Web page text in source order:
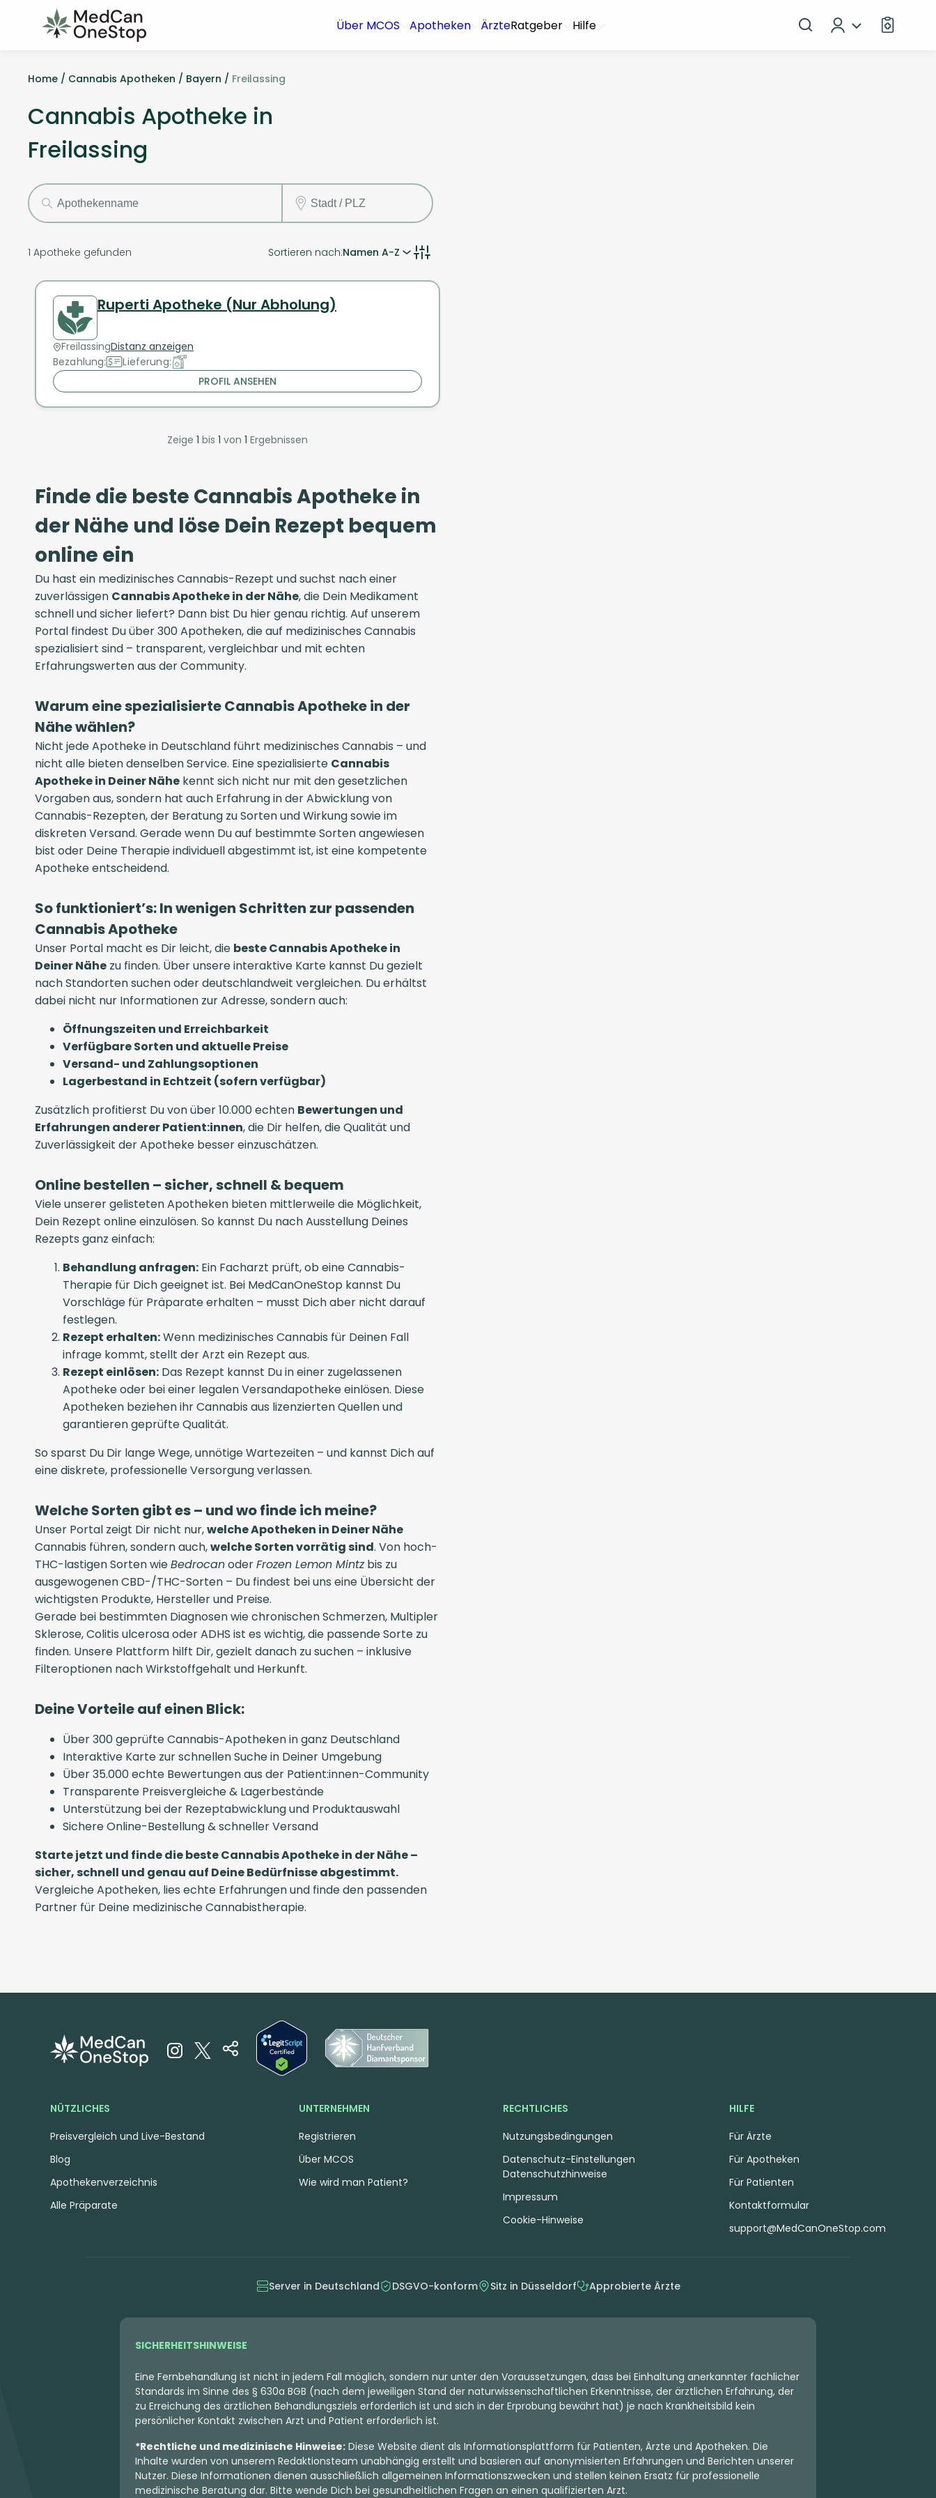
Über MCOS Apotheken ÄrzteRatgeber Hilfe
Home / Cannabis Apotheken / Bayern / Freilassing
Cannabis Apotheke in
Freilassing
1 Apotheke gefunden Sortieren nach:Namen A-Z
Ruperti Apotheke (Nur Abholung)
FreilassingDistanz anzeigen
Bezahlung:
Lieferung:
PROFIL ANSEHEN
Zeige 1 bis 1 von 1 Ergebnissen
Finde die beste Cannabis Apotheke in
der Nähe und löse Dein Rezept bequem
online ein
Du hast ein medizinisches Cannabis-Rezept und suchst nach einer
zuverlässigen Cannabis Apotheke in der Nähe, die Dein Medikament
schnell und sicher liefert? Dann bist Du hier genau richtig. Auf unserem
Portal findest Du über 300 Apotheken, die auf medizinisches Cannabis
spezialisiert sind – transparent, vergleichbar und mit echten
Erfahrungswerten aus der Community.
Warum eine spezialisierte Cannabis Apotheke in der
Nähe wählen?
Nicht jede Apotheke in Deutschland führt medizinisches Cannabis – und
nicht alle bieten denselben Service. Eine spezialisierte Cannabis
Apotheke in Deiner Nähe kennt sich nicht nur mit den gesetzlichen
Vorgaben aus, sondern hat auch Erfahrung in der Abwicklung von
Cannabis-Rezepten, der Beratung zu Sorten und Wirkung sowie im
diskreten Versand. Gerade wenn Du auf bestimmte Sorten angewiesen
bist oder Deine Therapie individuell abgestimmt ist, ist eine kompetente
Apotheke entscheidend.
So funktioniert’s: In wenigen Schritten zur passenden
Cannabis Apotheke
Unser Portal macht es Dir leicht, die beste Cannabis Apotheke in
Deiner Nähe zu finden. Über unsere interaktive Karte kannst Du gezielt
nach Standorten suchen oder deutschlandweit vergleichen. Du erhältst
dabei nicht nur Informationen zur Adresse, sondern auch:
Öffnungszeiten und Erreichbarkeit
Verfügbare Sorten und aktuelle Preise
Versand- und Zahlungsoptionen
Lagerbestand in Echtzeit (sofern verfügbar)
Zusätzlich profitierst Du von über 10.000 echten Bewertungen und
Erfahrungen anderer Patient:innen, die Dir helfen, die Qualität und
Zuverlässigkeit der Apotheke besser einzuschätzen.
Online bestellen – sicher, schnell & bequem
Viele unserer gelisteten Apotheken bieten mittlerweile die Möglichkeit,
Dein Rezept online einzulösen. So kannst Du nach Ausstellung Deines
Rezepts ganz einfach:
Behandlung anfragen: Ein Facharzt prüft, ob eine Cannabis-
Therapie für Dich geeignet ist. Bei MedCanOneStop kannst Du
Vorschläge für Präparate erhalten – musst Dich aber nicht darauf
festlegen.
Rezept erhalten:Wenn medizinisches Cannabis für Deinen Fall
infrage kommt, stellt der Arzt ein Rezept aus.
Rezept einlösen: Das Rezept kannst Du in einer zugelassenen
Apotheke oder bei einer legalen Versandapotheke einlösen. Diese
Apotheken beziehen ihr Cannabis aus lizenzierten Quellen und
garantieren geprüfte Qualität.
So sparst Du Dir lange Wege, unnötige Wartezeiten – und kannst Dich auf
eine diskrete, professionelle Versorgung verlassen.
Welche Sorten gibt es – und wo finde ich meine?
Unser Portal zeigt Dir nicht nur,welche Apotheken in Deiner Nähe
Cannabis führen, sondern auch,welche Sorten vorrätig sind. Von hoch-
THC-lastigen Sorten wieBedrocanoderFrozen Lemon Mintzbis zu
ausgewogenen CBD-/THC-Sorten – Du findest bei uns eine Übersicht der
wichtigsten Produkte, Hersteller und Preise.
Gerade bei bestimmten Diagnosen wie chronischen Schmerzen, Multipler
Sklerose, Colitis ulcerosa oder ADHS ist es wichtig, die passende Sorte zu
finden. Unsere Plattform hilft Dir, gezielt danach zu suchen – inklusive
Filteroptionen nach Wirkstoffgehalt und Herkunft.
Deine Vorteile auf einen Blick:
Über 300 geprüfte Cannabis-Apotheken in ganz Deutschland
Interaktive Karte zur schnellen Suche in Deiner Umgebung
Über 35.000 echte Bewertungen aus der Patient:innen-Community
Transparente Preisvergleiche & Lagerbestände
Unterstützung bei der Rezeptabwicklung und Produktauswahl
Sichere Online-Bestellung & schneller Versand
Starte jetzt und finde die beste Cannabis Apotheke in der Nähe –
sicher, schnell und genau auf Deine Bedürfnisse abgestimmt.
Vergleiche Apotheken, lies echte Erfahrungen und finde den passenden
Partner für Deine medizinische Cannabistherapie.
NÜTZLICHES
Preisvergleich und Live-Bestand
Blog
Apothekenverzeichnis
Alle Präparate
UNTERNEHMEN
Registrieren
Über MCOS
Wie wird man Patient?
HILFE
Für Ärzte
Für Apotheken
Für Patienten
Kontaktformular
support@MedCanOneStop.com
RECHTLICHES
Nutzungsbedingungen
Datenschutzhinweise
Impressum
Cookie-Hinweise
Datenschutz-Einstellungen
Server in Deutschland DSGVO-konform Sitz in Düsseldorf Approbierte Ärzte
SICHERHEITSHINWEISE
Eine Fernbehandlung ist nicht in jedem Fall möglich, sondern nur unter den Voraussetzungen, dass bei Einhaltung anerkannter fachlicher
Standards im Sinne des § 630a BGB (nach dem jeweiligen Stand der naturwissenschaftlichen Erkenntnisse, der ärztlichen Erfahrung, der
zu Erreichung des ärztlichen Behandlungsziels erforderlich ist und sich in der Erprobung bewährt hat) je nach Krankheitsbild kein
persönlicher Kontakt zwischen Arzt und Patient erforderlich ist.
*Rechtliche und medizinische Hinweise: Diese Website dient als Informationsplattform für Patienten, Ärzte und Apotheken. Die
Inhalte wurden von unserem Redaktionsteam unabhängig erstellt und basieren auf anonymisierten Erfahrungen und Berichten unserer
Nutzer. Diese Informationen dienen ausschließlich allgemeinen Informationszwecken und stellen keinen Ersatz für professionelle
medizinische Beratung dar. Bitte wende Dich bei gesundheitlichen Fragen an einen qualifizierten Arzt.